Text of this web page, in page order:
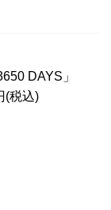
DAYS」
(税込)